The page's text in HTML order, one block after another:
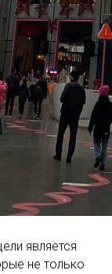
является
не только